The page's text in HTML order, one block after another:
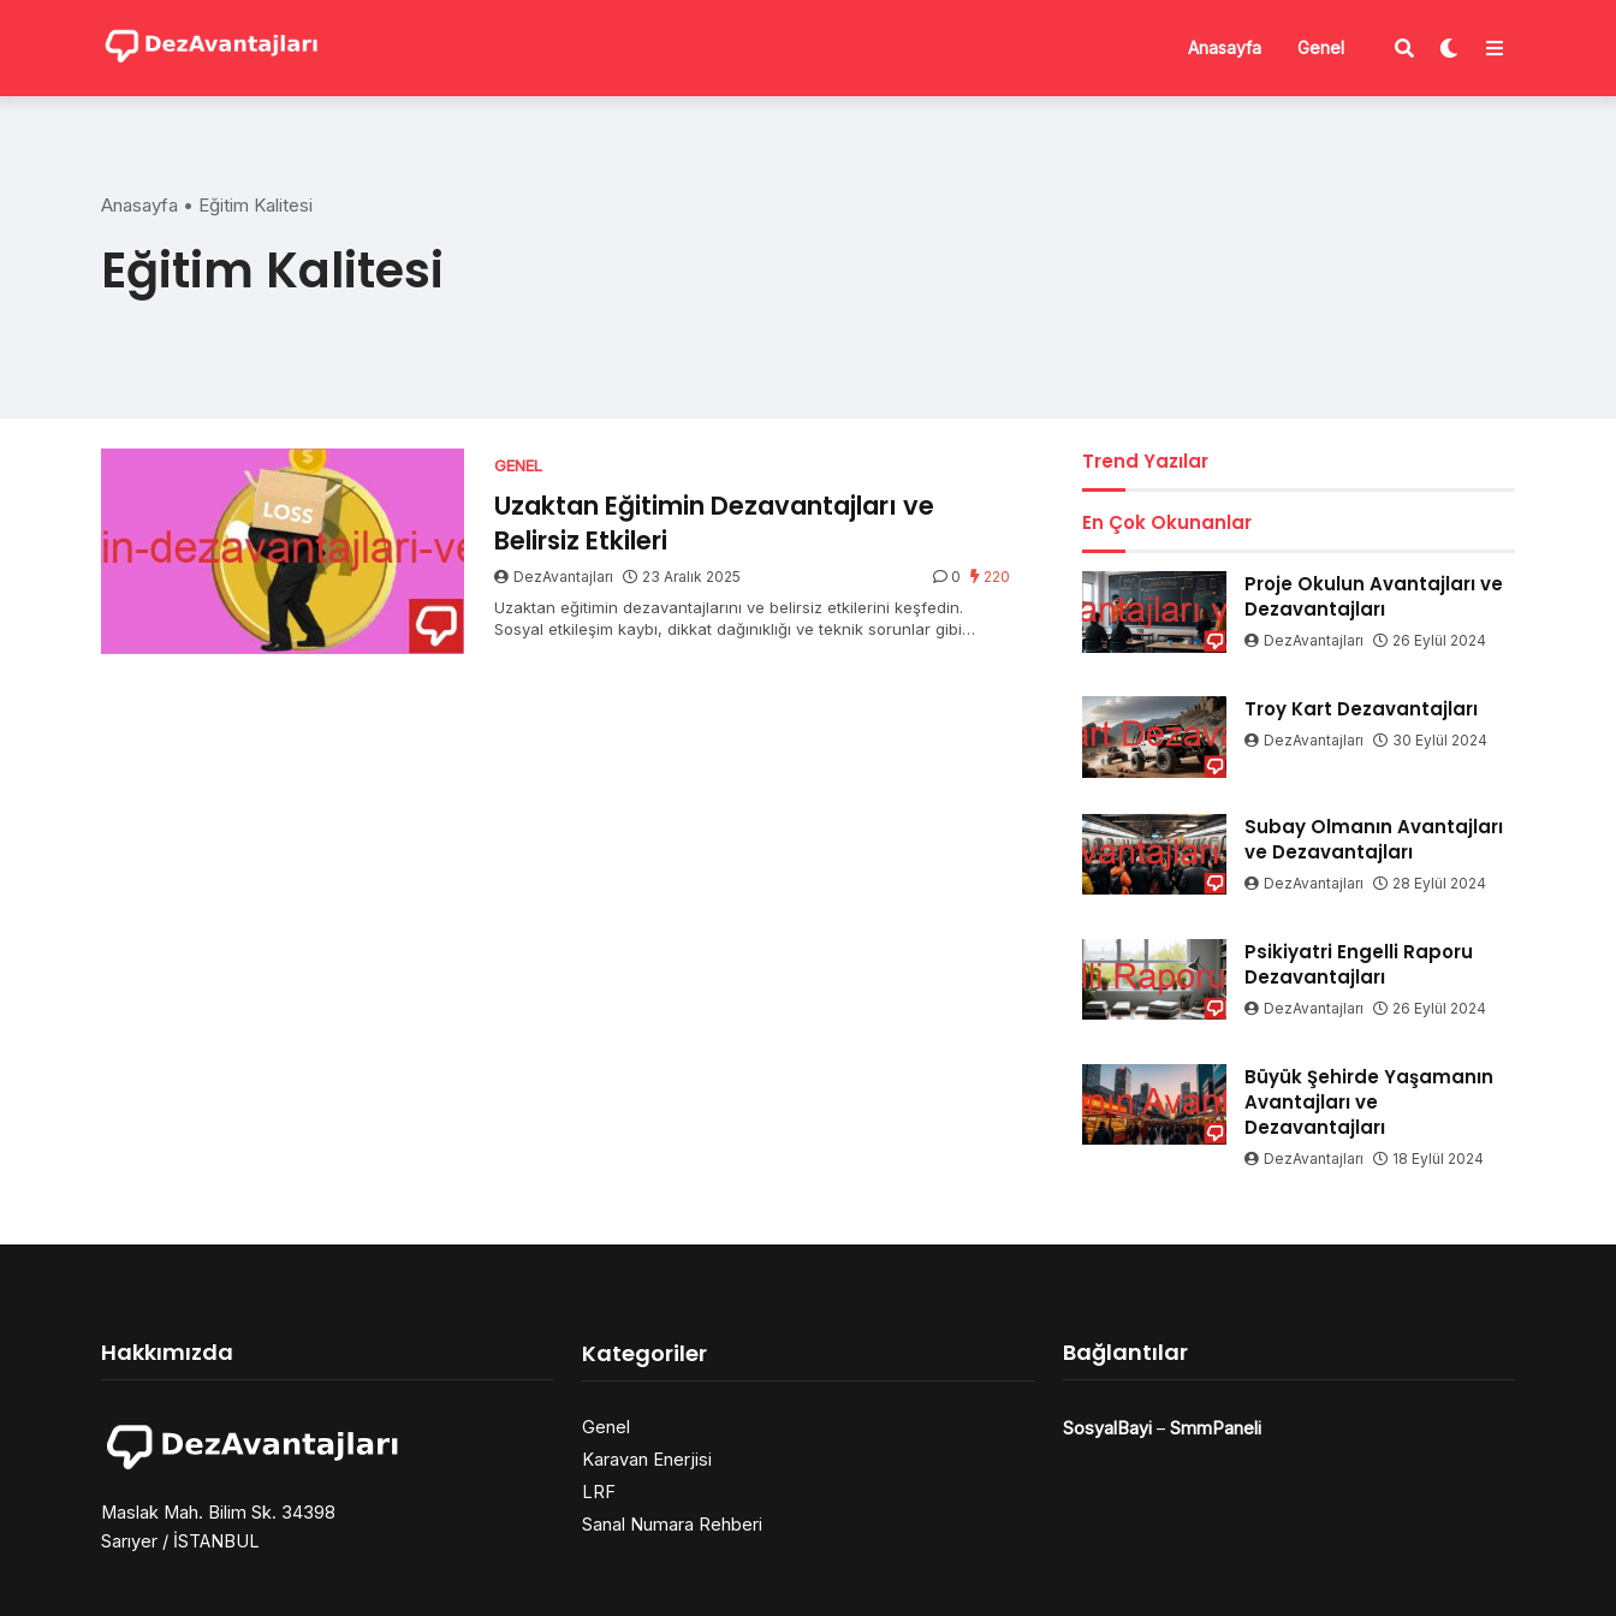
Anasayfa Genel
Anasayfa • Eğitim Kalitesi
Eğitim Kalitesi
GENEL
Uzaktan Eğitimin Dezavantajları ve
Belirsiz Etkileri
DezAvantajları 23 Aralık 2025 0 220
Uzaktan eğitimin dezavantajlarını ve belirsiz etkilerini keşfedin.
Sosyal etkileşim kaybı, dikkat dağınıklığı ve teknik sorunlar gibi
Trend Yazılar
En Çok Okunanlar
Proje Okulun Avantajları ve
Dezavantajları
DezAvantajları 26 Eylül 2024
Troy Kart Dezavantajları
DezAvantajları 30 Eylül 2024
Subay Olmanın Avantajları
ve Dezavantajları
DezAvantajları 28 Eylül 2024
Psikiyatri Engelli Raporu
Dezavantajları
DezAvantajları 26 Eylül 2024
Büyük Şehirde Yaşamanın
Avantajları ve
Dezavantajları
DezAvantajları 18 Eylül 2024
Hakkımızda
Maslak Mah. Bilim Sk. 34398
Sarıyer / İSTANBUL
Kategoriler
Genel
Karavan Enerjisi
LRF
Sanal Numara Rehberi
Bağlantılar
SosyalBayi– SmmPaneli